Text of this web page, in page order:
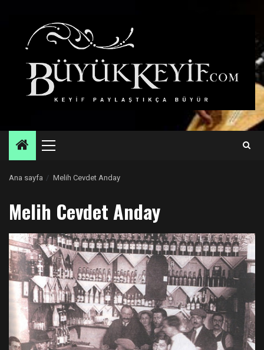
Primary
Ana sayfa Melih Cevdet Anday
Melih Cevdet Anday